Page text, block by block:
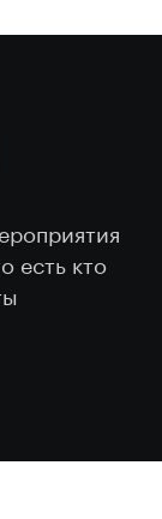
есть кто